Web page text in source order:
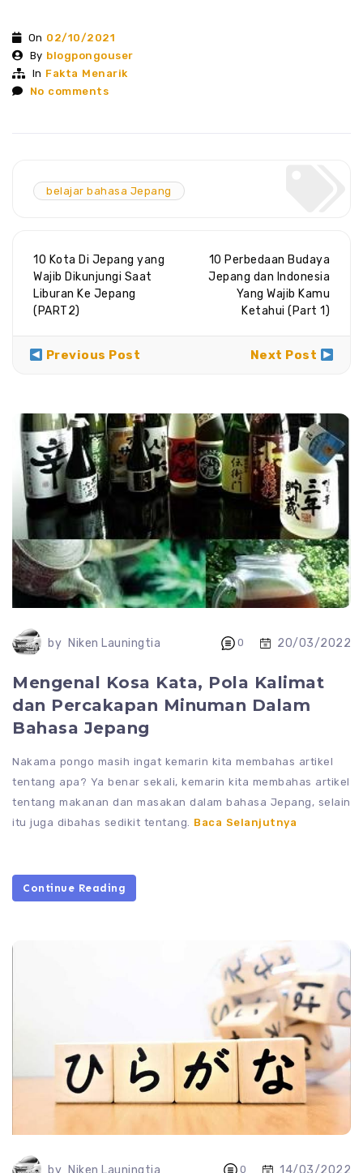
On 02/10/2021
By blogpongouser
In Fakta Menarik
No comments
belajar bahasa Jepang
10 Kota Di Jepang yang
Wajib Dikunjungi Saat
Liburan Ke Jepang
(PART2)
10 Perbedaan Budaya
Jepang dan Indonesia
Yang Wajib Kamu
Ketahui (Part 1)
Previous Post Next Post
by Niken Launingtia 0 20/03/2022
Mengenal Kosa Kata, Pola Kalimat
dan Percakapan Minuman Dalam
Bahasa Jepang
Nakama pongo masih ingat kemarin kita membahas artikel
tentang apa? Ya benar sekali, kemarin kita membahas artikel
tentang makanan dan masakan dalam bahasa Jepang, selain
itu juga dibahas sedikit tentang. Baca Selanjutnya
Continue Reading
0 14/03/2022